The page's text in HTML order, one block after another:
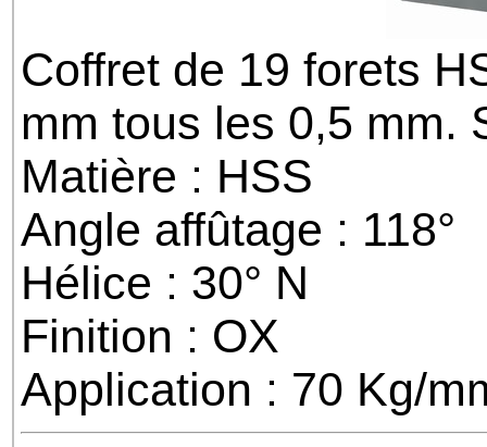
Coffret de 19 forets
mm tous les 0,5 mm.
Matière : HSS
Angle affûtage : 118°
Hélice : 30° N
Finition : OX
Application : 70 Kg/